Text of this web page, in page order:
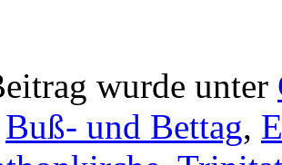
wurde unter
Buß- und Bettag,